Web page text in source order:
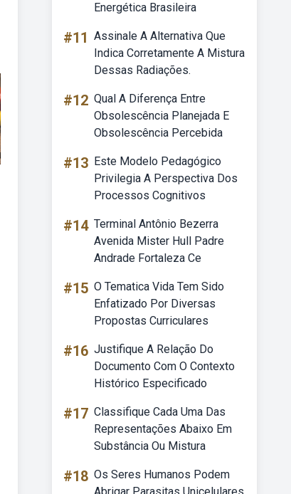
Energética Brasileira
#11 Assinale A Alternativa Que
Indica Corretamente A Mistura
Dessas Radiações.
#12 Qual A Diferença Entre
Obsolescência Planejada E
Obsolescência Percebida
#13 Este Modelo Pedagógico
Privilegia A Perspectiva Dos
Processos Cognitivos
#14 Terminal Antônio Bezerra
Avenida Mister Hull Padre
Andrade Fortaleza Ce
#15 O Tematica Vida Tem Sido
Enfatizado Por Diversas
Propostas Curriculares
#16 Justifique A Relação Do
Documento Com O Contexto
Histórico Especificado
#17 Classifique Cada Uma Das
Representações Abaixo Em
Substância Ou Mistura
#18 Os Seres Humanos Podem